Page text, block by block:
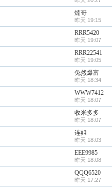
煵哥
昨天 19:15
RRR5420
昨天 19:07
RRR22541
昨天 19:05
兔然爆富
昨天 18:34
WWW7412
昨天 18:07
收米多多
昨天 18:07
连姐
昨天 18:03
EEE9985
昨天 18:08
QQQ6520
昨天 17:27